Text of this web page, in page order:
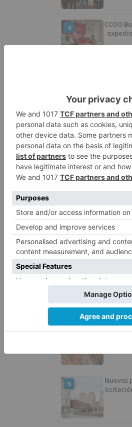
4
CCOO
LO
1
por el
2
3
Ayala
4
5
Nuevos